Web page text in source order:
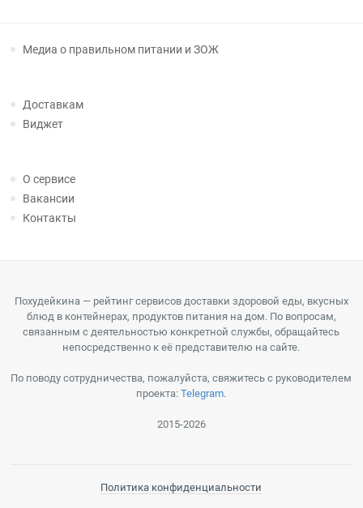
Медиа о правильном питании и ЗОЖ
Доставкам
Виджет
О сервисе
Вакансии
Контакты
Похудейкина — рейтинг сервисов доставки здоровой еды, вкусных
блюд в контейнерах, продуктов питания на дом. По вопросам,
связанным с деятельностью конкретной службы, обращайтесь
непосредственно к её представителю на сайте.
По поводу сотрудничества, пожалуйста, свяжитесь с руководителем
проекта:Telegram.
2015-2026
Политика конфиденциальности